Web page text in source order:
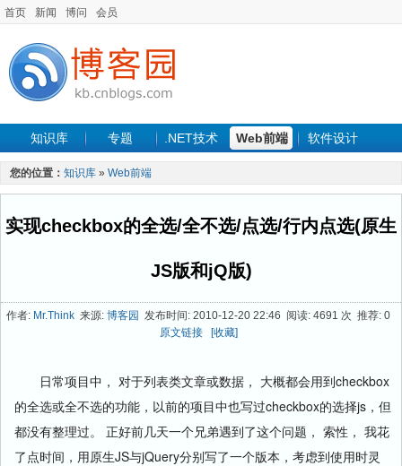
首页 新闻 博问 会员
知识库 专题 .NET技术 Web前端 软件设计
手机开发 软件工程
最新文章
您的位置： 知识库 » Web前端
实现checkbox的全选/全不选/点选/行内点选(原生
JS版和jQ版)
作者: Mr.Think 来源: 博客园 发布时间: 2010-12-20 22:46 阅读: 4691 次 推荐: 0
原文链接
[收藏]
日常项目中， 对于列表类文章或数据， 大概都会用到checkbox
的全选或全不选的功能，以前的项目中也写过checkbox的选择js，但
都没有整理过。 正好前几天一个兄弟遇到了这个问题， 索性， 我花
了点时间，用原生JS与jQuery分别写了一个版本，考虑到使用时灵